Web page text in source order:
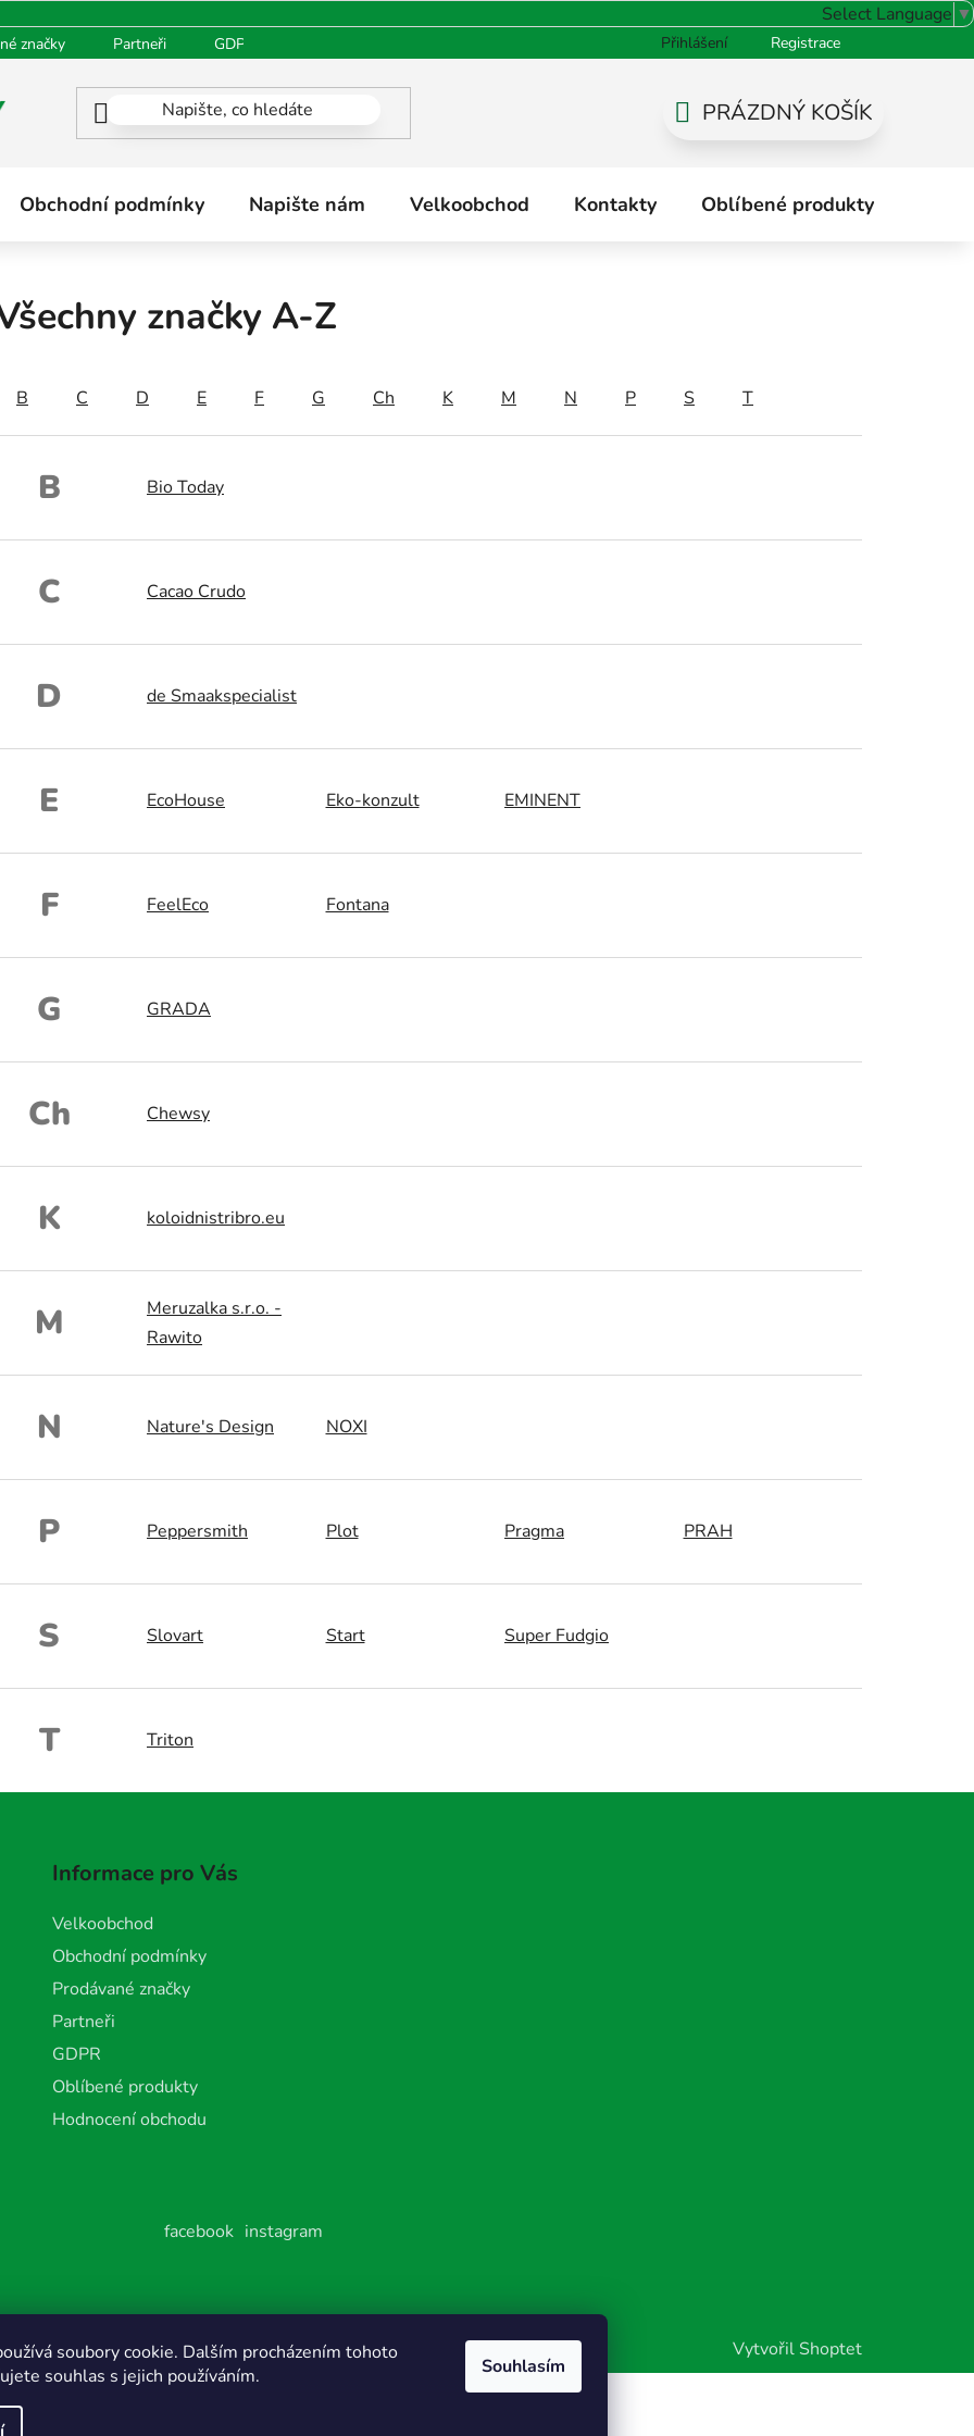
Select Language ▼
soubory cookie. Dalším procházením tohoto
souhlas s jejich používáním.
Souhlasím
značky Partneři GDPR Přihlášení Registrace
KOŠÍK
PRÁZDNÝ KOŠÍK
Obchodní podmínky Napište nám Velkoobchod Kontakty Oblíbené produkty
značky A-Z
B C D E F G Ch K M N P S T
B Bio Today
C Cacao Crudo
D de Smaakspecialist
E EcoHouse Eko-konzult EMINENT
F FeelEco Fontana
G GRADA
Ch Chewsy
K koloidnistribro.eu
M
Meruzalka s.r.o. -
Rawito
N Nature's Design NOXI
P Peppersmith Plot Pragma PRAH
S Slovart Start Super Fudgio
T Triton
Informace pro Vás
Velkoobchod
Obchodní podmínky
Prodávané značky
Partneři
GDPR
Oblíbené produkty
Hodnocení obchodu
facebook instagram
Vytvořil Shoptet
vyhrazena.